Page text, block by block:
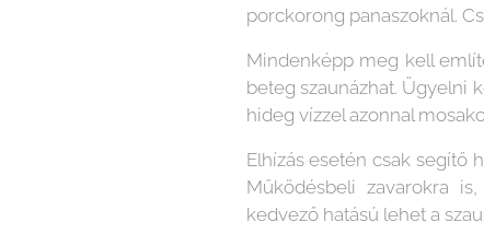
porckorong panaszoknál.
Mindenképp meg kell
beteg szaunázhat. Ügyelni
hideg vízzel azonnal
Elhízás esetén csak segítő
Működésbeli zavarokra
kedvező hatású lehet a